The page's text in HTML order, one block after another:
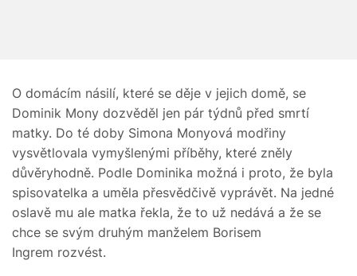
O domácím násilí, které se děje v jejich domě, se
Dominik Mony dozvěděl jen pár týdnů před smrtí
matky. Do té doby Simona Monyová modřiny
vysvětlovala vymyšlenými příběhy, které zněly
důvěryhodně. Podle Dominika možná i proto, že byla
spisovatelka a uměla přesvědčivě vyprávět. Na jedné
oslavě mu ale matka řekla, že to už nedává a že se
chce se svým druhým manželem Borisem
Ingrem rozvést.